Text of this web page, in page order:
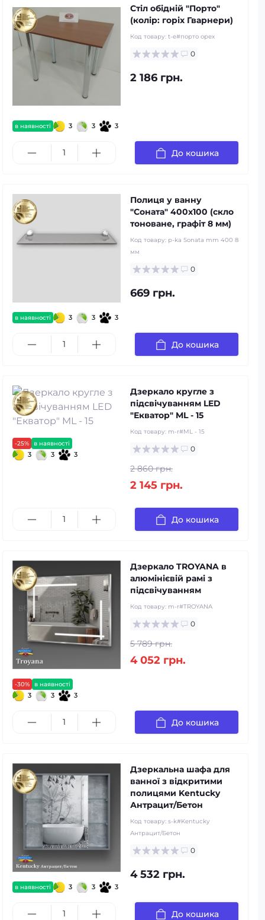
в наявності 3 3 3
Стіл обідній "Порто"
(колір: горіх Гварнери)
Код товару: t-e#порто орех
0
2 186 грн.
До кошика
в наявності 3 3 3
Полиця у ванну
"Соната" 400x100 (скло
тоноване, графiт 8 мм)
Код товару: p-ka Sonata mm 400 8
мм
0
669 грн.
До кошика
-25% в наявності
3 3 3
Дзеркало кругле з
підсвічуванням LED
"Екватор" ML - 15
Код товару: m-r#ML - 15
0
2 860 грн.
2 145 грн.
До кошика
-30% в наявності
3 3 3
Дзеркало TROYANA в
алюмінієвій рамі з
підсвічуванням
Код товару: m-r#TROYANA
0
5 789 грн.
4 052 грн.
До кошика
в наявності 3 3 3
Дзеркальна шафа для
ванної з відкритими
полицями Kentucky
Антрацит/Бетон
Код товару: s-k#Kentucky
Антрацит/Бетон
0
4 532 грн.
До кошика